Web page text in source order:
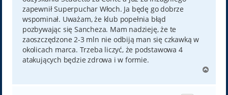
zapewnił Superpuchar Włoch. Ja będę go dobrze
wspominał. Uważam, że klub popełnia błąd
pozbywając się Sancheza. Mam nadzieję, że te
zaoszczędzone 2-3 mln nie odbiją man się czkawką w
okolicach marca. Trzeba liczyć, że podstawowa 4
atakujących będzie zdrowa i w formie.
g